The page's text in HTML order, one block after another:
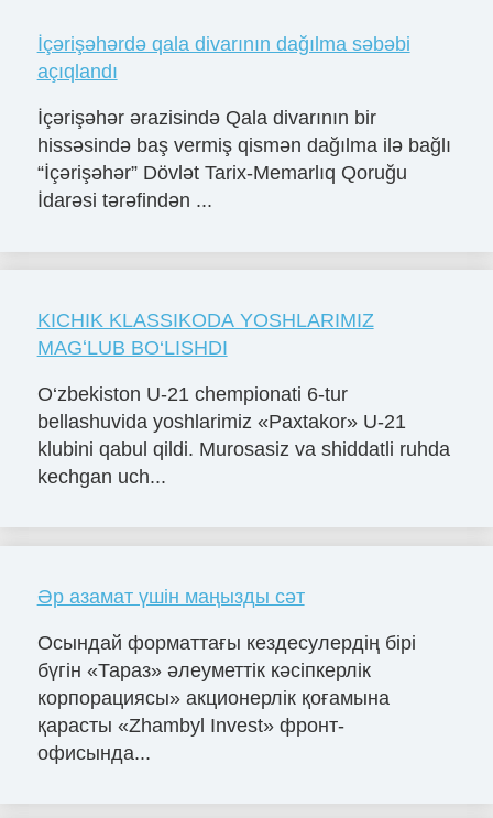
İçərişəhərdə qala divarının dağılma səbəbi
açıqlandı
İçərişəhər ərazisində Qala divarının bir
hissəsində baş vermiş qismən dağılma ilə bağlı
“İçərişəhər” Dövlət Tarix-Memarlıq Qoruğu
İdarəsi tərəfindən ...
KICHIK KLASSIKODA YOSHLARIMIZ
MAGʻLUB BO‘LISHDI
O‘zbekiston U-21 chempionati 6-tur
bellashuvida yoshlarimiz «Paxtakor» U-21
klubini qabul qildi. Murosasiz va shiddatli ruhda
kechgan uch...
Әр азамат үшін маңызды сәт
Осындай форматтағы кездесулердің бірі
бүгін «Тараз» әлеуметтік кәсіпкерлік
корпорациясы» акционерлік қоғамына
қарасты «Zhambyl Invest» фронт-
офисында...